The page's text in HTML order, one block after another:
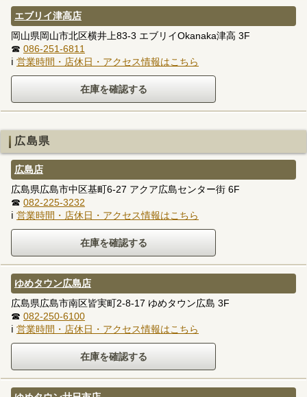
エブリイ津高店
岡山県岡山市北区横井上83-3 エブリイOkanaka津高 3F
☎ 086-251-6811
ℹ 営業時間・店休日・アクセス情報はこちら
広島県
広島店
広島県広島市中区基町6-27 アクア広島センター街 6F
☎ 082-225-3232
ℹ 営業時間・店休日・アクセス情報はこちら
ゆめタウン広島店
広島県広島市南区皆実町2-8-17 ゆめタウン広島 3F
☎ 082-250-6100
ℹ 営業時間・店休日・アクセス情報はこちら